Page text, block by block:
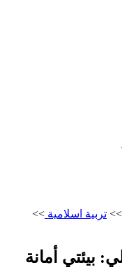
>> تربية اسلامية >>
بيئتي أمانة